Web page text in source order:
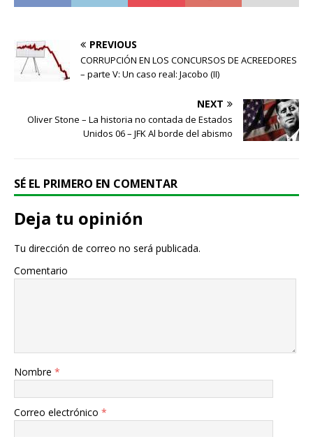
PREVIOUS
CORRUPCIÓN EN LOS CONCURSOS DE ACREEDORES
– parte V: Un caso real: Jacobo (II)
NEXT
Oliver Stone – La historia no contada de Estados
Unidos 06 – JFK Al borde del abismo
SÉ EL PRIMERO EN COMENTAR
Deja tu opinión
Tu dirección de correo no será publicada.
Comentario
Nombre *
Correo electrónico *